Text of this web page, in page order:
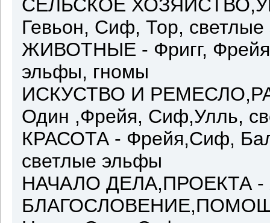
СЕЛЬСКОЕ
Гевьон, Сиф, Тор,
ЖИВОТНЫЕ - Фригг,
эльфы, гномы
ИСКУСТВО И
Один ,Фрейя, Сиф,Улль,
КРАСОТА - Фрейя,Сиф,
светлые эльфы
НАЧАЛО ДЕЛА,ПРОЕКТА -